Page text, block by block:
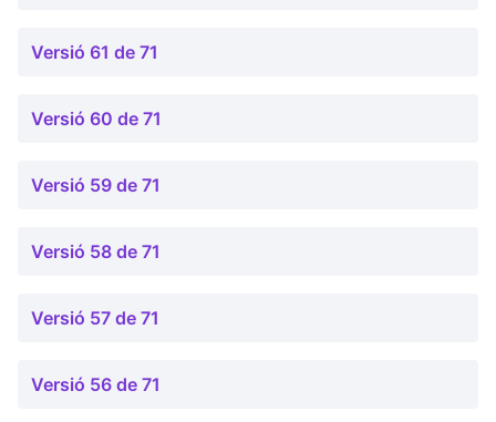
Versió 61 de 71
Versió 60 de 71
Versió 59 de 71
Versió 58 de 71
Versió 57 de 71
Versió 56 de 71